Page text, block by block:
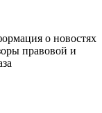
о новостях
правовой и